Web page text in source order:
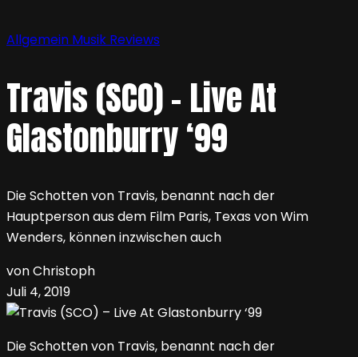
Allgemein Musik Reviews
Travis (SCO) – Live At
Glastonburry ‘99
Die Schotten von Travis, benannt nach der
Hauptperson aus dem Film Paris, Texas von Wim
Wenders, können inzwischen auch
von Christoph
Juli 4, 2019
Die Schotten von Travis, benannt nach der